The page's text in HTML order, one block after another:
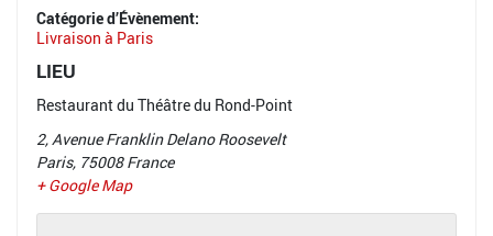
Catégorie d’Évènement:
Livraison à Paris
LIEU
Restaurant du Théâtre du Rond-Point
2, Avenue Franklin Delano Roosevelt
Paris, 75008 France
+ Google Map